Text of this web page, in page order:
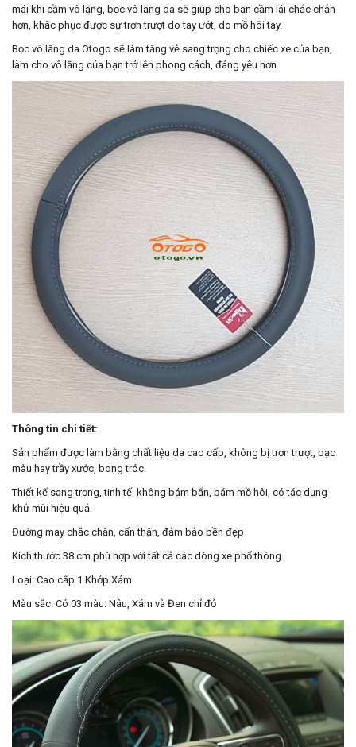
mái khi cầm vô lăng, bọc vô lăng da sẽ giúp cho bạn cầm lái chắc chắn
hơn, khắc phục được sự trơn trượt do tay ướt, do mồ hôi tay.
Bọc vô lăng da Otogo sẽ làm tăng vẻ sang trọng cho chiếc xe của bạn,
làm cho vô lăng của bạn trở lên phong cách, đáng yêu hơn.
Thông tin chi tiết:
Sản phẩm được làm bằng chất liệu da cao cấp, không bị trơn trượt, bạc
màu hay trầy xước, bong tróc.
Thiết kế sang trọng, tinh tế, không bám bẩn, bám mồ hôi, có tác dụng
khử mùi hiệu quả.
Đường may chắc chắn, cẩn thận, đảm bảo bền đẹp
Kích thước 38 cm phù hợp với tất cả các dòng xe phổ thông.
Loại: Cao cấp 1 Khớp Xám
Màu sắc: Có 03 màu: Nâu, Xám và Đen chỉ đỏ